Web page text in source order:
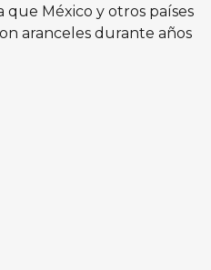
México y otros países
aranceles durante años